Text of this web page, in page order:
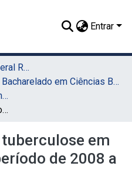
Entrar
01. Universidade Federal Rural de Pernambuco - UFRPE (Sede)
Bacharelado em Ciências Biológicas (Sede)
TCC - Bacharelado em Ciências Biológicas (Sede)
Epidemiologia da tuberculose em Pernambuco no período de 2008 a 2018
em
de 2008 a